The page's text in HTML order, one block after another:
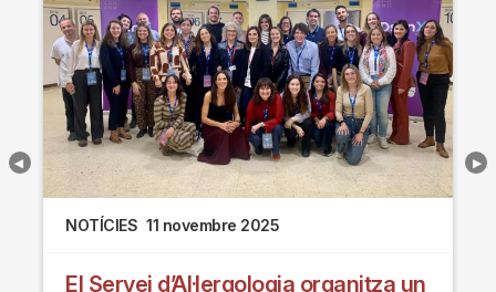
NOTÍCIES 11 novembre 2025
El Servei d’Al·lergologia organitza un